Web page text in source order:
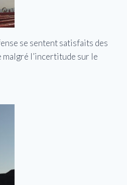
se sentent satisfaits des
malgré l’incertitude sur le